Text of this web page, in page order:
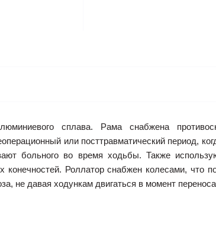
сплава. Рама снабжена
или посттравматический период,
больного во время ходьбы. Также
конечностей. Роллатор снабжен колесами, что
не давая ходункам двигаться в момент